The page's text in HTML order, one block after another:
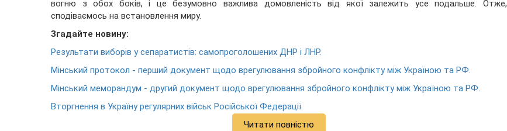
вогню з обох боків, і це безумовно важлива домовленість від якої залежить усе подальше. Отже,
сподіваємось на встановлення миру.
Згадайте новину:
Результати виборів у сепаратистів: самопроголошених ДНР і ЛНР.
Мінський протокол - перший документ щодо врегулювання збройного конфлікту між Україною та РФ.
Мінський меморандум - другий документ щодо врегулювання збройного конфлікту між Україною та РФ.
Вторгнення в Україну регулярних військ Російської Федерації.
Читати повністю